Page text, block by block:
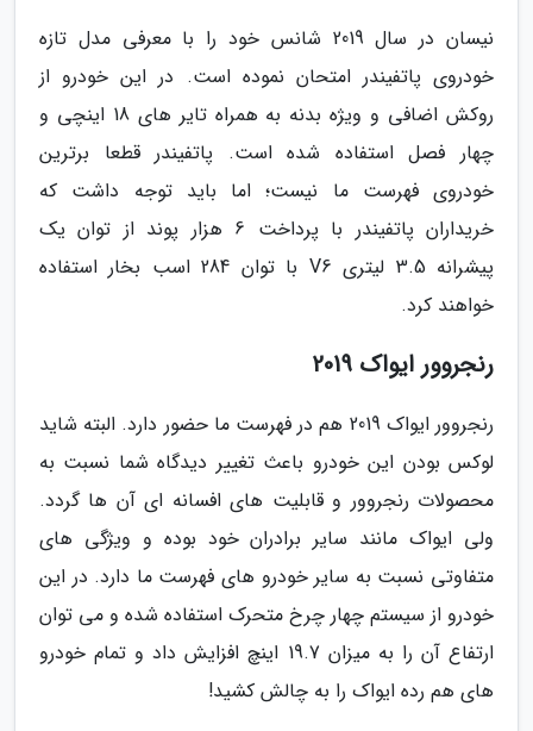
نیسان در سال 2019 شانس خود را با معرفی مدل تازه
خودروی پاتفیندر امتحان نموده است. در این خودرو از
روکش اضافی و ویژه بدنه به همراه تایر های 18 اینچی و
چهار فصل استفاده شده است. پاتفیندر قطعا برترین
خودروی فهرست ما نیست؛ اما باید توجه داشت که
خریداران پاتفیندر با پرداخت 6 هزار پوند از توان یک
پیشرانه 3.5 لیتری V6 با توان 284 اسب بخار استفاده
خواهند کرد.
رنجروور ایواک 2019
رنجروور ایواک 2019 هم در فهرست ما حضور دارد. البته شاید
لوکس بودن این خودرو باعث تغییر دیدگاه شما نسبت به
محصولات رنجروور و قابلیت های افسانه ای آن ها گردد.
ولی ایواک مانند سایر برادران خود بوده و ویژگی های
متفاوتی نسبت به سایر خودرو های فهرست ما دارد. در این
خودرو از سیستم چهار چرخ متحرک استفاده شده و می توان
ارتفاع آن را به میزان 19.7 اینچ افزایش داد و تمام خودرو
های هم رده ایواک را به چالش کشید!